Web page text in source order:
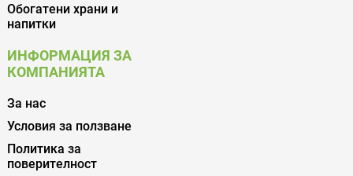
Обогатени храни и
напитки
ИНФОРМАЦИЯ ЗА
КОМПАНИЯТА
За нас
Условия за ползване
Политика за
поверителност